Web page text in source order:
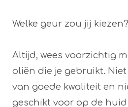
Welke geur zou jij kiezen?
Altijd, wees voorzichtig
oliën die je gebruikt.
van goede kwaliteit en
geschikt voor op de